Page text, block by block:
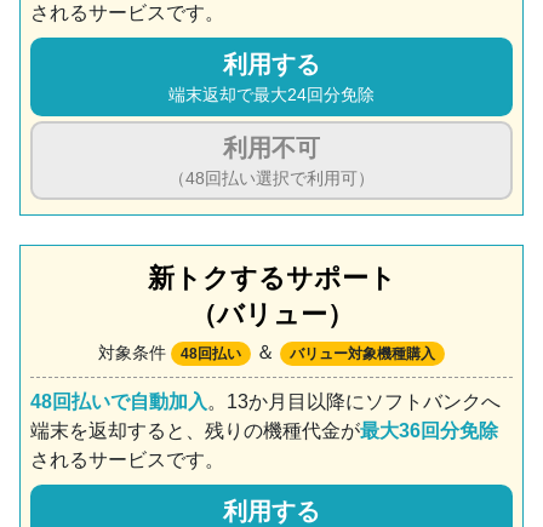
されるサービスです。
利用する
端末返却で最大24回分免除
利用不可
（48回払い選択で利用可）
新トクするサポート
（バリュー）
対象条件 48回払い ＆ バリュー対象機種購入
48回払いで自動加入 。13か月目以降にソフトバンクへ
端末を返却すると、残りの機種代金が最大36回分免除
されるサービスです。
利用する